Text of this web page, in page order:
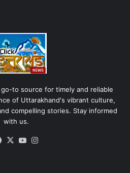
to source for timely and reliable
of Uttarakhand's vibrant culture,
compelling stories. Stay informed
with us.
Facebook
X YouTube